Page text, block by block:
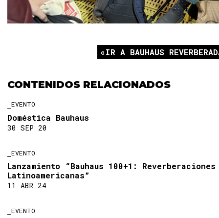
IR A BAUHAUS
CONTENIDOS RELACIONADOS
EVENTO
Doméstica Bauhaus
30 SEP 20
EVENTO
Lanzamiento “Bauhaus 100+1: Reverberaciones
Latinoamericanas”
11 ABR 24
EVENTO